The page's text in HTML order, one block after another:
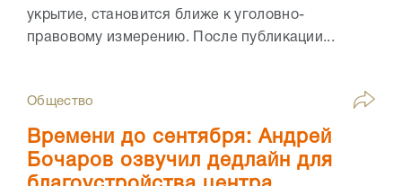
укрытие, становится ближе к уголовно-
правовому измерению. После публикации...
Общество
Времени до сентября: Андрей
Бочаров озвучил дедлайн для